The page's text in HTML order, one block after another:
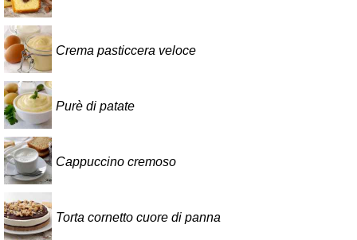
Crema pasticcera veloce
Purè di patate
Cappuccino cremoso
Torta cornetto cuore di panna